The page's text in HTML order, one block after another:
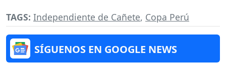
TAGS: Independiente de Cañete, Copa Perú
SÍGUENOS EN GOOGLE NEWS